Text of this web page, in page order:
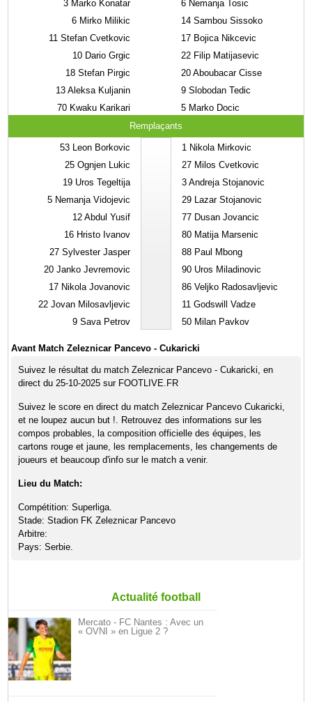
3 Marko Konatar
6 Mirko Milikic
11 Stefan Cvetkovic
10 Dario Grgic
18 Stefan Pirgic
13 Aleksa Kuljanin
70 Kwaku Karikari
6 Nemanja Tosic
14 Sambou Sissoko
17 Bojica Nikcevic
22 Filip Matijasevic
20 Aboubacar Cisse
9 Slobodan Tedic
5 Marko Docic
Remplaçants
53 Leon Borkovic
25 Ognjen Lukic
19 Uros Tegeltija
5 Nemanja Vidojevic
12 Abdul Yusif
16 Hristo Ivanov
27 Sylvester Jasper
20 Janko Jevremovic
17 Nikola Jovanovic
22 Jovan Milosavljevic
9 Sava Petrov
1 Nikola Mirkovic
27 Milos Cvetkovic
3 Andreja Stojanovic
29 Lazar Stojanovic
77 Dusan Jovancic
80 Matija Marsenic
88 Paul Mbong
90 Uros Miladinovic
86 Veljko Radosavljevic
11 Godswill Vadze
50 Milan Pavkov
Avant Match Zeleznicar Pancevo - Cukaricki
Suivez le résultat du match Zeleznicar Pancevo - Cukaricki, en
direct du 25-10-2025 sur FOOTLIVE.FR
Suivez le score en direct du match Zeleznicar Pancevo Cukaricki,
et ne loupez aucun but !. Retrouvez des informations sur les
compos probables, la composition officielle des équipes, les
cartons rouge et jaune, les remplacements, les changements de
joueurs et beaucoup d'info sur le match a venir.
Lieu du Match:
Compétition: Superliga.
Stade: Stadion FK Zeleznicar Pancevo
Arbitre:
Pays: Serbie.
Actualité football
Mercato - FC Nantes : Avec un
« OVNI » en Ligue 2 ?